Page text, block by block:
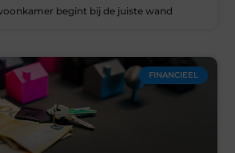
begint bij de juiste wand
FINANCIEEL